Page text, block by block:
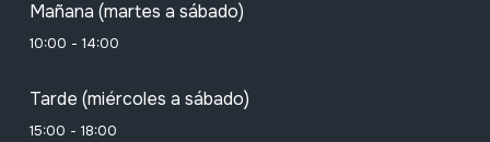
Mañana (martes a sábado)
10:00 - 14:00
Tarde (miércoles a sábado)
15:00 - 18:00